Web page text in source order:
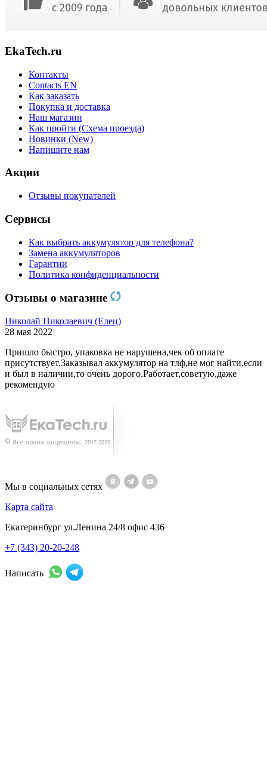
EkaTech.ru
Контакты
Contacts EN
Как заказать
Покупка и доставка
Наш магазин
Как пройти (Схема проезда)
Новинки (New)
Напишите нам
Акции
Отзывы покупателей
Сервисы
Как выбрать аккумулятор для телефона?
Замена аккумуляторов
Гарантии
Политика конфиденциальности
Отзывы о магазине
Николай Николаевич (Елец)
28 мая 2022
Пришло быстро, упаковка не нарушена,чек об оплате
присутствует.Заказывал аккумулятор на тлф,не мог найти,если
и был в наличии,то очень дорого.Работает,советую,даже
рекомендую
Мы в социальных сетях
Карта сайта
Екатеринбург ул.Ленина 24/8 офис 436
+7 (343) 20-20-248
Написать